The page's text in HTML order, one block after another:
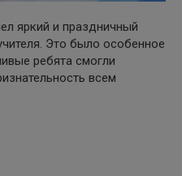
яркий и праздничный
Это было особенное
ребята смогли
всем